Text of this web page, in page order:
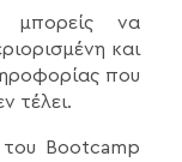
μπορείς να
και
που
τέλει.
Bootcamp